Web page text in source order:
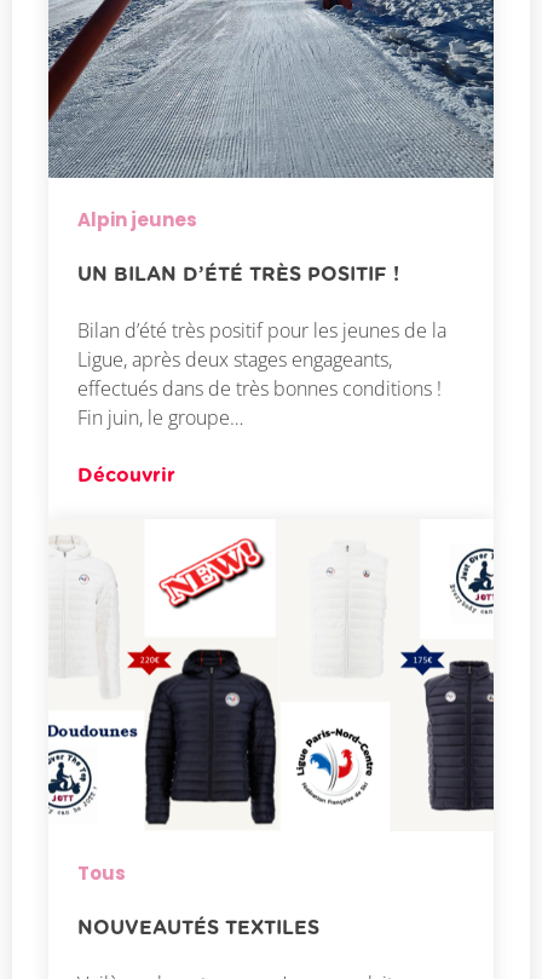
Alpin jeunes
UN BILAN D’ÉTÉ TRÈS POSITIF !
Bilan d’été très positif pour les jeunes de la
Ligue, après deux stages engageants,
effectués dans de très bonnes conditions !
Fin juin, le groupe…
Découvrir
Tous
NOUVEAUTÉS TEXTILES